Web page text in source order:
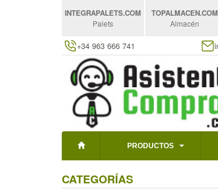
INTEGRAPALETS.COM
Palets
TOPALMACEN.COM
Almacén
+34 963 666 741
PRODUCTOS
CATEGORÍAS